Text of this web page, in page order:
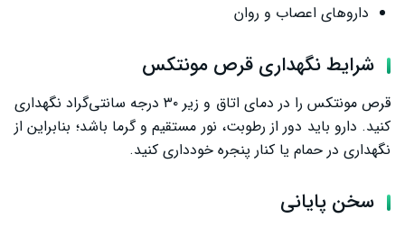
داروهای اعصاب و روان
شرایط نگهداری قرص مونتکس
قرص مونتکس را در دمای اتاق و زیر ۳۰ درجه سانتی‌گراد نگهداری
کنید. دارو باید دور از رطوبت، نور مستقیم و گرما باشد؛ بنابراین از
نگهداری در حمام یا کنار پنجره خودداری کنید.
سخن پایانی